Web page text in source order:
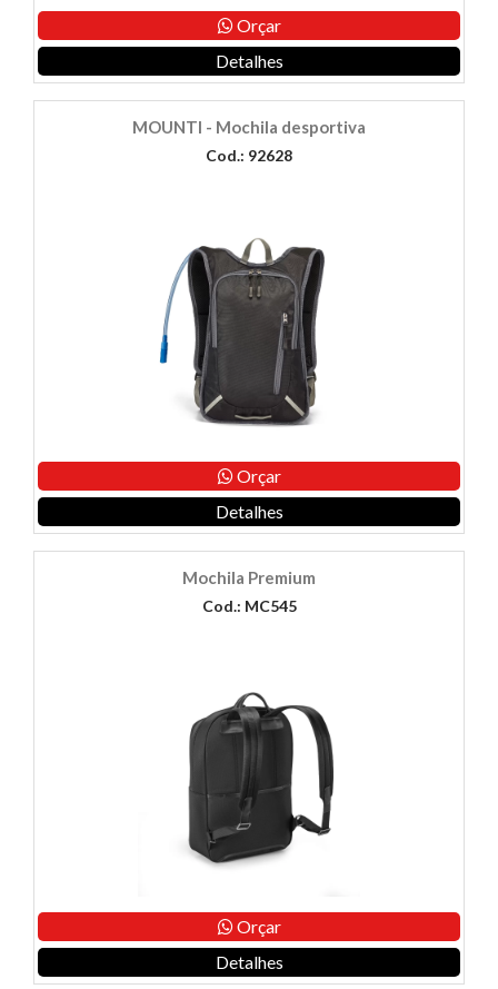
Orçar
Detalhes
MOUNTI - Mochila desportiva
Cod.: 92628
Orçar
Detalhes
Mochila Premium
Cod.: MC545
Orçar
Detalhes